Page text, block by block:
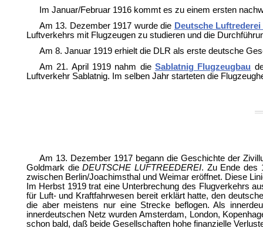
Im Januar/Februar 1916 kommt es zu einem ersten
Am 13. Dezember 1917 wurde die Deutsche Luftrederei
Luftverkehrs mit Flugzeugen zu studieren und die
Am 8. Januar 1919 erhielt die DLR als erste deutsche
Am 21. April 1919 nahm dieSablatnig Flugzeugbau
Luftverkehr Sablatnig. Im selben Jahr starteten die
Am 13. Dezember 1917 begann die Geschichte der
Goldmark dieDEUTSCHE LUFTREEDEREI. Zu Ende des
zwischen Berlin/Joachimsthal und Weimar eröffnet. Diese
Im Herbst 1919 trat eine Unterbrechung des Flugverkehrs
für Luft- und Kraftfahrwesen bereit erklärt hatte, den
die aber meistens nur eine Strecke beflogen. Als
innerdeutschen Netz wurden Amsterdam, London,
schon bald, daß beide Gesellschaften hohe finanzielle